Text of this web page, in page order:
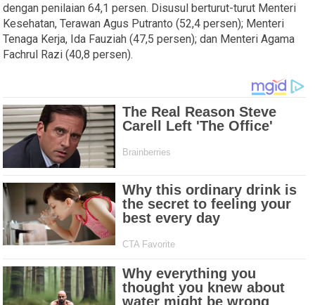
dengan penilaian 64,1 persen. Disusul berturut-turut Menteri
Kesehatan, Terawan Agus Putranto (52,4 persen); Menteri
Tenaga Kerja, Ida Fauziah (47,5 persen); dan Menteri Agama
Fachrul Razi (40,8 persen).